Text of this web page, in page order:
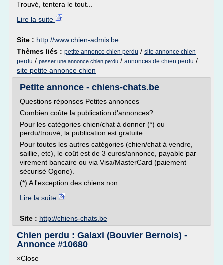
Trouvé, tentera le tout...
Lire la suite
Site : http://www.chien-admis.be
Thèmes liés : petite annonce chien perdu / site annonce chien
perdu / passer une annonce chien perdu / annonces de chien perdu /
site petite annonce chien
Petite annonce - chiens-chats.be
Questions réponses Petites annonces
Combien coûte la publication d'annonces?
Pour les catégories chien/chat à donner (*) ou
perdu/trouvé, la publication est gratuite.
Pour toutes les autres catégories (chien/chat à vendre,
saillie, etc), le coût est de 3 euros/annonce, payable par
virement bancaire ou via Visa/MasterCard (paiement
sécurisé Ogone).
(*) A l'exception des chiens non...
Lire la suite
Site : http://chiens-chats.be
Chien perdu : Galaxi (Bouvier Bernois) -
Annonce #10680
×Close